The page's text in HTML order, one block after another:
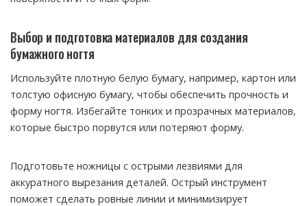
Выбор и подготовка материалов для создания
бумажного ногтя
Используйте плотную белую бумагу, например, картон или
толстую офисную бумагу, чтобы обеспечить прочность и
форму ногтя. Избегайте тонких и прозрачных материалов,
которые быстро порвутся или потеряют форму.
Подготовьте ножницы с острыми лезвиями для
аккуратного вырезания деталей. Острый инструмент
поможет сделать ровные линии и минимизирует